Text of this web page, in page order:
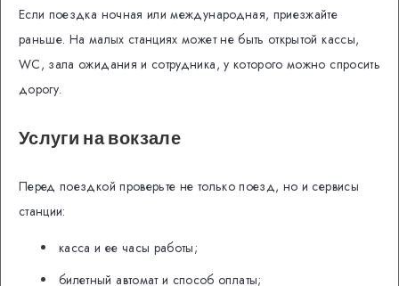
Если поездка ночная или международная, приезжайте
раньше. На малых станциях может не быть открытой кассы,
WC, зала ожидания и сотрудника, у которого можно спросить
дорогу.
Услуги на вокзале
Перед поездкой проверьте не только поезд, но и сервисы
станции:
касса и ее часы работы;
билетный автомат и способ оплаты;